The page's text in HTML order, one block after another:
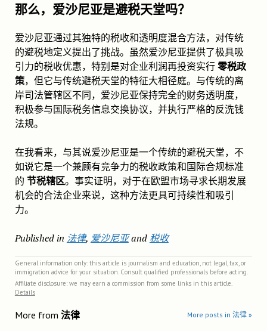
那么，爱沙尼亚是避税天堂吗？
爱沙尼亚通过其独特的税收和透明度混合方法，对传统
的避税地定义提出了挑战。虽然爱沙尼亚提供了极具吸
引力的税收优惠，特别是对企业利润再投资实行零税政
策，但它与传统避税天堂的特征大相径庭。与传统的离
岸司法管辖区不同，爱沙尼亚保持完全的财务透明度，
积极参与国际税务信息交换协议，并执行严格的反洗钱
法规。
在我看来，与其说爱沙尼亚是一个传统的避税天堂，不
如说它是一个兼顾有竞争力的税收政策和国际合规标准
的 节税辖区。事实证明，对于在欧盟市场寻求长期发展
机会的合法企业来说，这种方法更具可持续性和吸引
力。
Published in 法律, 爱沙尼亚and 税收
General information only: this article is journalism and education, not legal, tax, or
immigration advice for your situation. Consult qualified professionals before acting.
Affiliate disclosure: we may earn a commission from some links in this article.
Details
More from 法律 More posts in 法律 »